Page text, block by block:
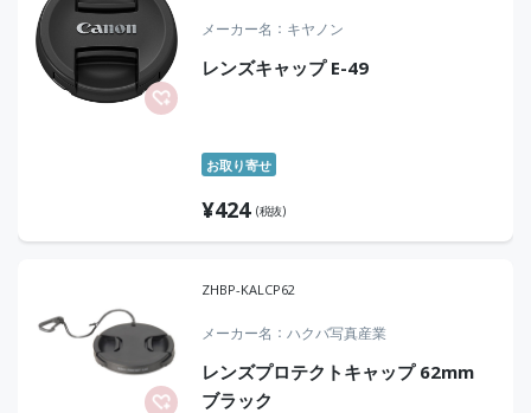
メーカー名 キヤノン
レンズキャップ E-49
お取り寄せ
¥424 (税抜)
ZHBP-KALCP62
メーカー名 ハクバ写真産業
レンズプロテクトキャップ 62mm
ブラック